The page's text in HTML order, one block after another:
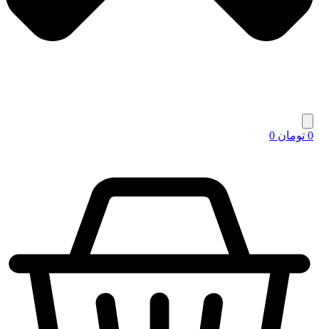
0 تومان 0